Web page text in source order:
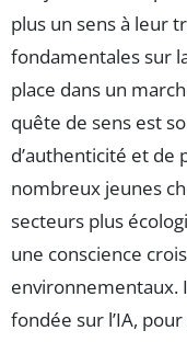
plus un sens à leur
fondamentales sur
place dans un
quête de sens est
d’authenticité et de
nombreux jeunes
secteurs plus
une conscience
environnementaux.
fondée sur l’IA,